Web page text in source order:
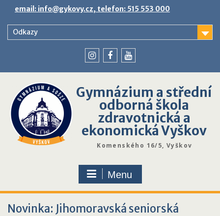
content
email: info@gykovy.cz, telefon: 515 553 000
Odkazy
Gymnázium a střední
odborná škola
zdravotnická a
ekonomická Vyškov
Komenského 16/5, Vyškov
Menu
Novinka: Jihomoravská seniorská